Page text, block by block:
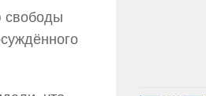
свободы